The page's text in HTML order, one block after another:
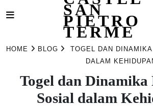
SAN
PIETRO
TERME
HOME BLOG
TOGEL DAN
DALAM
Togel dan
Sosial dalam